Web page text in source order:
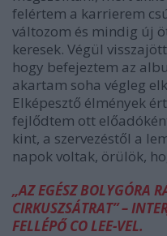
felértem a karrierem
változom és mindig új
keresek. Végül
hogy befejeztem az
akartam soha végleg
Elképesztő élmények
fejlődtem ott
kint, a szervezéstől a
napok voltak, örülök,
„AZ EGÉSZ BOLYGÓRA
CIRKUSZSÁTRAT” –
FELLÉPŐ CO LEE-VEL.